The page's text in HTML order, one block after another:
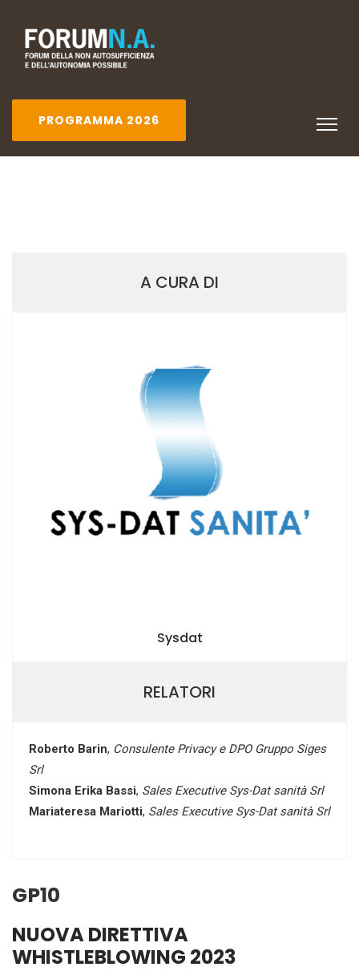
PROGRAMMA 2026
A CURA DI
Sysdat
RELATORI
Roberto Barin, Consulente Privacy e DPO Gruppo Siges
Srl
Simona Erika Bassi, Sales Executive Sys-Dat sanità Srl
Mariateresa Mariotti, Sales Executive Sys-Dat sanità Srl
GP10
NUOVA DIRETTIVA
WHISTLEBLOWING 2023